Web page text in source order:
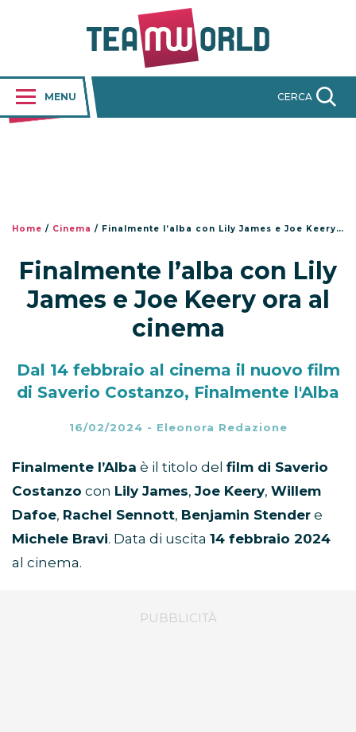
MENU CERCA
Home / Cinema / Finalmente l’alba con Lily James e Joe Keery ora al cinema
Finalmente l’alba con Lily
James e Joe Keery ora al
cinema
Dal 14 febbraio al cinema il nuovo film
di Saverio Costanzo, Finalmente l'Alba
16/02/2024 - Eleonora Redazione
Finalmente l’Alba è il titolo del film di Saverio
Costanzo con Lily James, Joe Keery, Willem
Dafoe, Rachel Sennott, Benjamin Stender e
Michele Bravi. Data di uscita 14 febbraio 2024
al cinema.